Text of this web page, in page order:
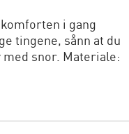
i gang
tingene, sånn at du
snor. Materiale: